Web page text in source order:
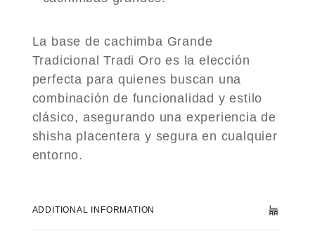
La base de cachimba Grande
Tradicional Tradi Oro es la elección
perfecta para quienes buscan una
combinación de funcionalidad y estilo
clásico, asegurando una experiencia de
shisha placentera y segura en cualquier
entorno.
ADDITIONAL INFORMATION